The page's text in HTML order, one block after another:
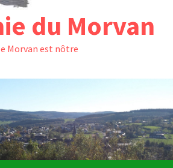
du Morvan
Morvan est nôtre